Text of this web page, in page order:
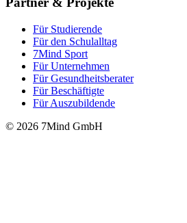
Für Stu­die­rende
Für den Schulalltag
7Mind Sport
Für Unter­neh­men
Für Gesund­heits­be­ra­ter
Für Beschäftigte
Für Auszubildende
© 2026 7Mind GmbH